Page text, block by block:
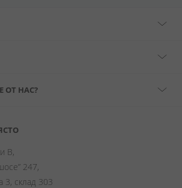
ОТ НАС?
В,
247,
3, склад 303